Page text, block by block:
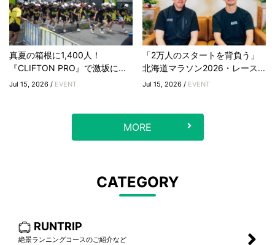
真夏の箱根に1,400人！
『CLIFTON PRO』で激坂に...
Jul 15, 2026 / EVENT
「2万人のスタートを背負う」
北海道マラソン2026・レース...
Jul 15, 2026 / EVENT
MORE
CATEGORY
RUNTRIP
絶景ランニングコースのご紹介など